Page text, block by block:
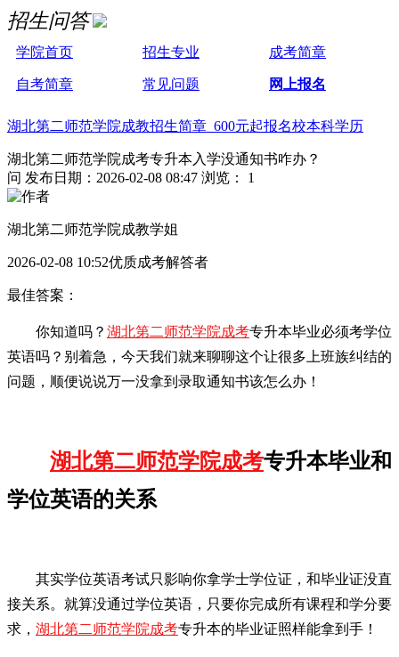
招生问答
学院首页 招生专业 成考简章
自考简章 常见问题 网上报名
湖北第二师范学院成教招生简章 600元起报名校本科学历
湖北第二师范学院成考专升本入学没通知书咋办？
问 发布日期：2026-02-08 08:47 浏览： 1
湖北第二师范学院成教学姐
2026-02-08 10:52优质成考解答者
最佳答案：
你知道吗？ 湖北第二师范学院成考专升本毕业必须考学位
英语吗？别着急，今天我们就来聊聊这个让很多上班族纠结的
问题，顺便说说万一没拿到录取通知书该怎么办！
湖北第二师范学院成考专升本毕业和
学位英语的关系
其实学位英语考试只影响你拿学士学位证，和毕业证没直
接关系。就算没通过学位英语，只要你完成所有课程和学分要
求， 湖北第二师范学院成考专升本的毕业证照样能拿到手！